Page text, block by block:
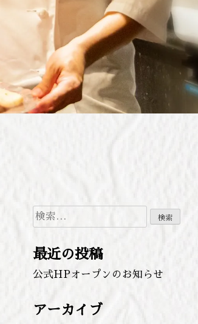
検
索:
最近の投稿
公式HPオープンのお知らせ
アーカイブ